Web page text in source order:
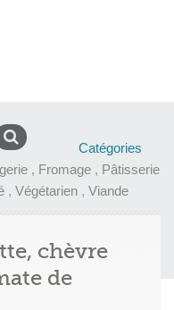
Catégories
, Fromage, Pâtisserie
, Végétarien , Viande
chèvre
de